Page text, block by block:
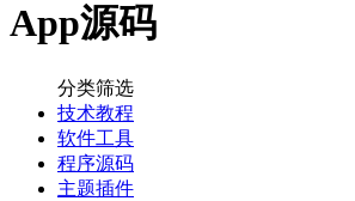
App源码
分类筛选
技术教程
软件工具
程序源码
主题插件